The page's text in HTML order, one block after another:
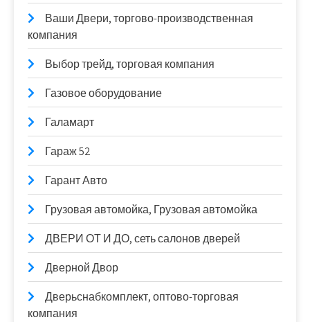
Ваши Двери, торгово-производственная
компания
Выбор трейд, торговая компания
Газовое оборудование
Галамарт
Гараж 52
Гарант Авто
Грузовая автомойка, Грузовая автомойка
ДВЕРИ ОТ И ДО, сеть салонов дверей
Дверной Двор
Дверьснабкомплект, оптово-торговая
компания